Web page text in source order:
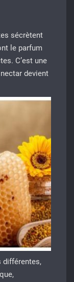
sécrètent
le parfum
C’est une
devient
différentes,